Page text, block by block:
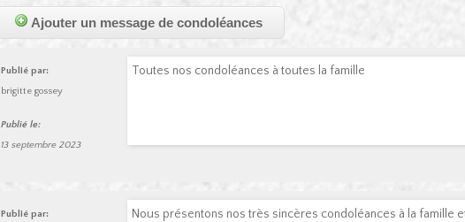
Ajouter un message de condoléances
Publié par:
brigitte gossey
Publié le:
13 septembre 2023
Toutes nos condoléances à toutes la famille
Publié par:
Nous présentons nos très sincères condoléances à la famille